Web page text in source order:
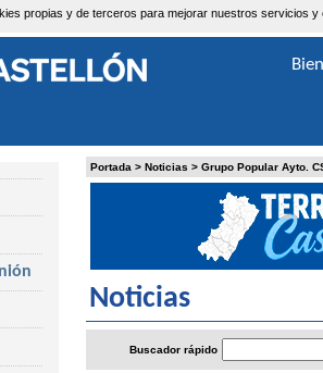
propias y de terceros para mejorar nuestros servicios
Portada > Noticias > Grupo Popular Ayto.
Noticias
Buscador rápido